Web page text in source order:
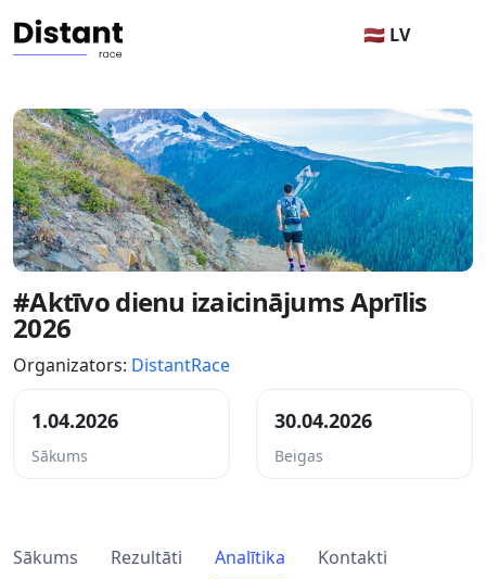
🇱🇻 LV
#Aktīvo dienu izaicinājums Aprīlis
2026
Organizators: DistantRace
1.04.2026
Sākums
30.04.2026
Beigas
Sākums Rezultāti Analītika Kontakti